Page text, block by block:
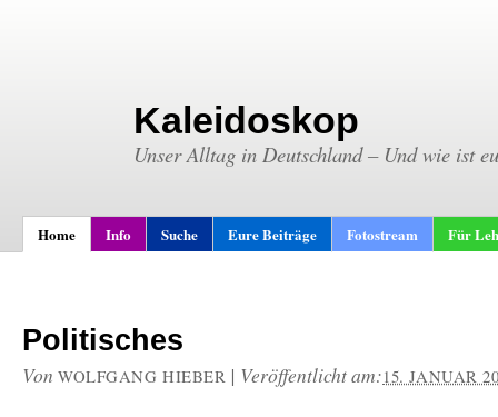
Kaleidoskop
Unser Alltag in Deutschland – Und wie ist
Home Info Suche Eure Beiträge Fotostream Für
Politisches
Von WOLFGANG HIEBER | Veröffentlicht am:15. JANUAR